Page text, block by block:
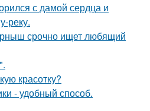
с дамой сердца и
реку.
срочно ищет любящий
красотку?
- удобный способ.